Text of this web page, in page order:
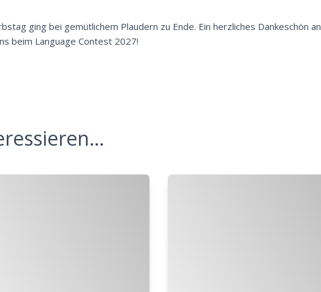
ging bei gemütlichem Plaudern zu Ende. Ein herzliches Dankeschön an
beim Language Contest 2027!